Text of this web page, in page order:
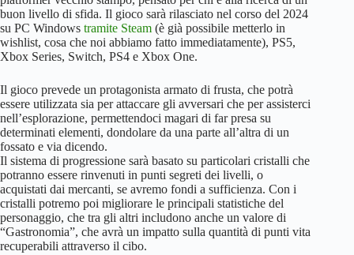
buon livello di sfida. Il gioco sarà rilasciato nel corso del 2024
su PC Windows tramite Steam (è già possibile metterlo in
wishlist, cosa che noi abbiamo fatto immediatamente), PS5,
Xbox Series, Switch, PS4 e Xbox One.
Il gioco prevede un protagonista armato di frusta, che potrà
essere utilizzata sia per attaccare gli avversari che per assisterci
nell’esplorazione, permettendoci magari di far presa su
determinati elementi, dondolare da una parte all’altra di un
fossato e via dicendo.
Il sistema di progressione sarà basato su particolari cristalli che
potranno essere rinvenuti in punti segreti dei livelli, o
acquistati dai mercanti, se avremo fondi a sufficienza. Con i
cristalli potremo poi migliorare le principali statistiche del
personaggio, che tra gli altri includono anche un valore di
“Gastronomia”, che avrà un impatto sulla quantità di punti vita
recuperabili attraverso il cibo.